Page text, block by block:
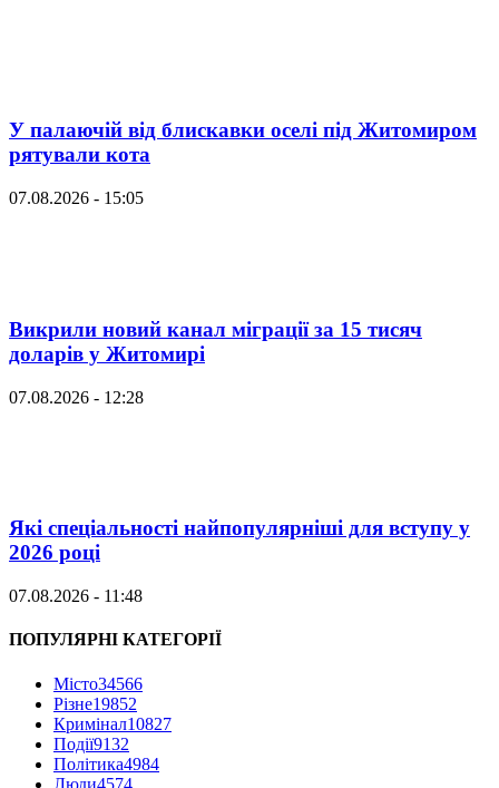
У палаючій від блискавки оселі під Житомиром
рятували кота
07.08.2026 - 15:05
Викрили новий канал міграції за 15 тисяч
доларів у Житомирі
07.08.2026 - 12:28
Які спеціальності найпопулярніші для вступу у
2026 році
07.08.2026 - 11:48
ПОПУЛЯРНІ КАТЕГОРІЇ
Місто34566
Різне19852
Кримінал10827
Події9132
Політика4984
Люди4574